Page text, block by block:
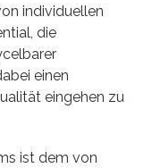
individuellen
die
einen
eingehen zu
ist dem von